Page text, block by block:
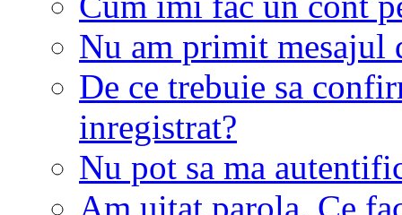
Nu am primit mesajul
De ce trebuie sa
inregistrat?
Nu pot sa ma
Am uitat parola. Ce